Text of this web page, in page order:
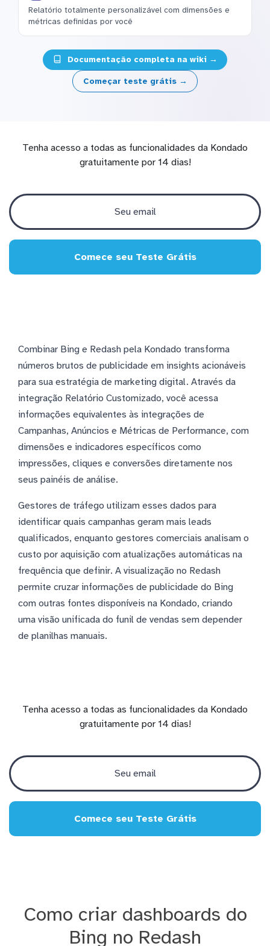
Relatório totalmente personalizável com dimensões e
métricas definidas por você
Documentação completa na wiki →
Começar teste grátis →
Tenha acesso a todas as funcionalidades da Kondado
gratuitamente por 14 dias!
Comece seu Teste Grátis
Combinar Bing e Redash pela Kondado transforma
números brutos de publicidade em insights acionáveis
para sua estratégia de marketing digital. Através da
integração Relatório Customizado, você acessa
informações equivalentes às integrações de
Campanhas, Anúncios e Métricas de Performance, com
dimensões e indicadores específicos como
impressões, cliques e conversões diretamente nos
seus painéis de análise.
Gestores de tráfego utilizam esses dados para
identificar quais campanhas geram mais leads
qualificados, enquanto gestores comerciais analisam o
custo por aquisição com atualizações automáticas na
frequência que definir. A visualização no Redash
permite cruzar informações de publicidade do Bing
com outras fontes disponíveis na Kondado, criando
uma visão unificada do funil de vendas sem depender
de planilhas manuais.
Tenha acesso a todas as funcionalidades da Kondado
gratuitamente por 14 dias!
Comece seu Teste Grátis
Como criar dashboards do
Bing no Redash